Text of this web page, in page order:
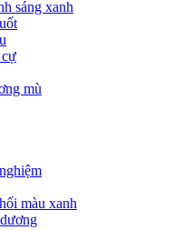
sáng xanh
mù
màu xanh